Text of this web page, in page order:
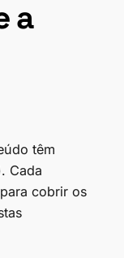
a
têm
Cada
cobrir os